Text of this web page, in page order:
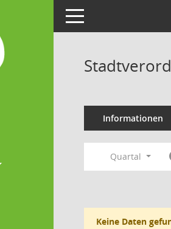
Toggle navigation
Informationen
Quartal
Keine Daten